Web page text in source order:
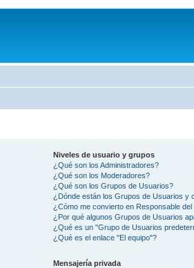
Niveles de usuario y grupos
¿Qué son los Administradores?
¿Qué son los Moderadores?
¿Qué son los Grupos de Usuarios?
¿Dónde están los Grupos de Usuarios y
¿Cómo me convierto en Responsable del
¿Por qué algunos Grupos de Usuarios
¿Qué es un "Grupo de Usuarios
¿Qué es el enlace "El equipo"?
Mensajería privada